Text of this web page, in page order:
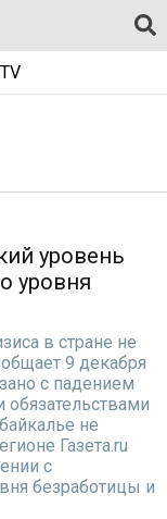
уровень
уровня
в стране не
9 декабря
с падением
не
Газета.ru
с
безработицы и